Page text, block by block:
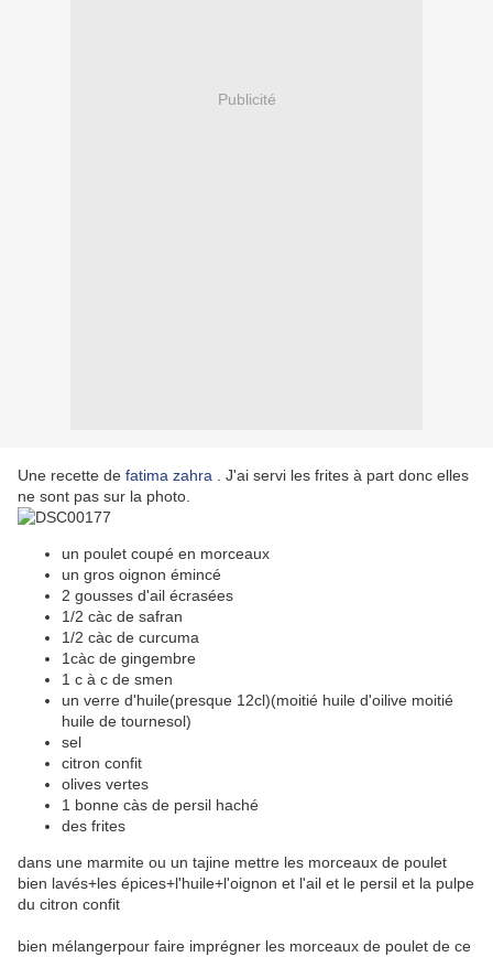
Publicité
Une recette de fatima zahra . J'ai servi les frites à part donc elles
ne sont pas sur la photo.
un poulet coupé en morceaux
un gros oignon émincé
2 gousses d'ail écrasées
1/2 càc de safran
1/2 càc de curcuma
1càc de gingembre
1 c à c de smen
un verre d'huile(presque 12cl)(moitié huile d'oilive moitié
huile de tournesol)
sel
citron confit
olives vertes
1 bonne càs de persil haché
des frites
dans une marmite ou un tajine mettre les morceaux de poulet
bien lavés+les épices+l'huile+l'oignon et l'ail et le persil et la pulpe
du citron confit
bien mélangerpour faire imprégner les morceaux de poulet de ce